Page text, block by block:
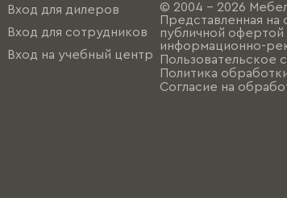
Вход для дилеров
Вход для сотрудников
Вход на учебный центр
© 2004 - 2026
Представленная на
публичной офертой
информационно-
Пользовательское
Политика
Согласие на